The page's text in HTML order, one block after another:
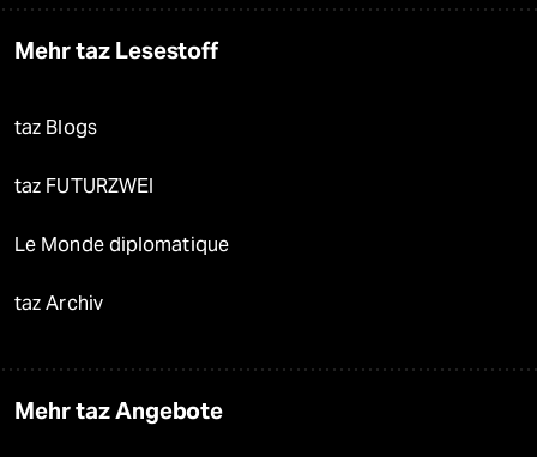
Mehr taz Lesestoff
taz Blogs
taz FUTURZWEI
Le Monde diplomatique
taz Archiv
Mehr taz Angebote